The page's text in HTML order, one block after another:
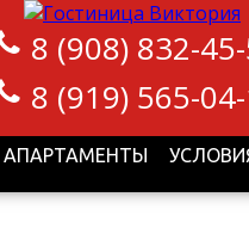
8 (908) 832-
8 (919) 565-
АПАРТАМЕНТЫ